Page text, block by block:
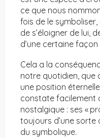
ce que nous
fois de le
de s’éloigner de lui,
d’une certaine
Cela a la
notre quotidien, que
une position
constate facilement
nostalgique : ses «
toujours d’une sorte
du symbolique.